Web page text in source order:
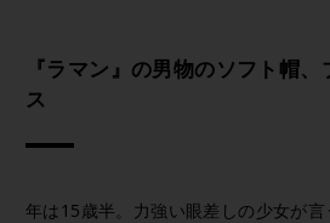
『ラマン』の男物のソフト帽
ス
年は15歳半。力強い眼差しの少女が